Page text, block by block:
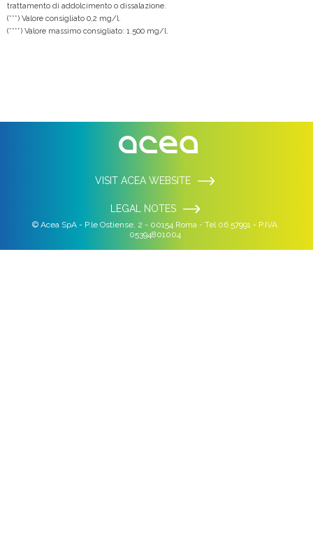
trattamento di addolcimento o dissalazione.
(***) Valore consigliato 0,2 mg/l.
(****) Valore massimo consigliato: 1.500 mg/l.
VISIT ACEA WEBSITE
LEGAL NOTES
© Acea SpA - P.le Ostiense, 2 - 00154 Roma - Tel 06 57991 - P.IVA
05394801004